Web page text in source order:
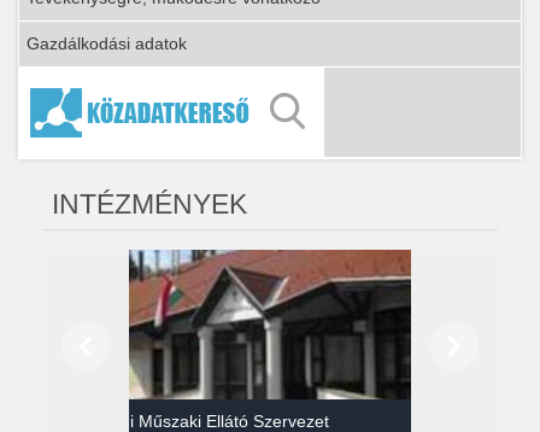
Gazdálkodási adatok
INTÉZMÉNYEK
Gazdasági Műszaki Ellátó Szervezet